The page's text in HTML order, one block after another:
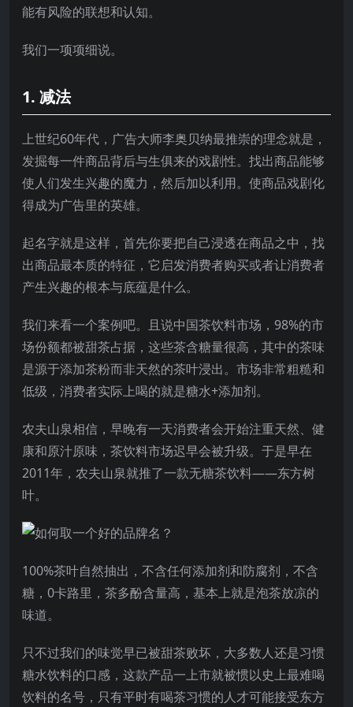
能有风险的联想和认知。
我们一项项细说。
1. 减法
上世纪60年代，广告大师李奥贝纳最推崇的理念就是，
发掘每一件商品背后与生俱来的戏剧性。找出商品能够
使人们发生兴趣的魔力，然后加以利用。使商品戏剧化
得成为广告里的英雄。
起名字就是这样，首先你要把自己浸透在商品之中，找
出商品最本质的特征，它启发消费者购买或者让消费者
产生兴趣的根本与底蕴是什么。
我们来看一个案例吧。且说中国茶饮料市场，98%的市
场份额都被甜茶占据，这些茶含糖量很高，其中的茶味
是源于添加茶粉而非天然的茶叶浸出。市场非常粗糙和
低级，消费者实际上喝的就是糖水+添加剂。
农夫山泉相信，早晚有一天消费者会开始注重天然、健
康和原汁原味，茶饮料市场迟早会被升级。于是早在
2011年，农夫山泉就推了一款无糖茶饮料——东方树
叶。
100%茶叶自然抽出，不含任何添加剂和防腐剂，不含
糖，0卡路里，茶多酚含量高，基本上就是泡茶放凉的
味道。
只不过我们的味觉早已被甜茶败坏，大多数人还是习惯
糖水饮料的口感，这款产品一上市就被惯以史上最难喝
饮料的名号，只有平时有喝茶习惯的人才可能接受东方